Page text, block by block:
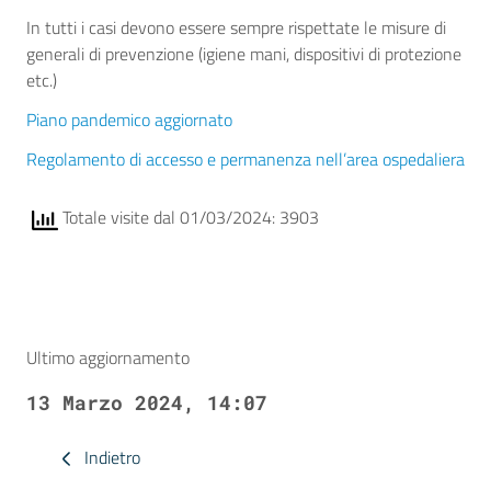
Indietro
In tutti i casi devono essere sempre rispettate le misure di
generali di prevenzione (igiene mani, dispositivi di protezione
etc.)
Piano pandemico aggiornato
Regolamento di accesso e permanenza nell’area ospedaliera
Totale visite dal 01/03/2024: 3903
Ultimo aggiornamento
13 Marzo 2024, 14:07